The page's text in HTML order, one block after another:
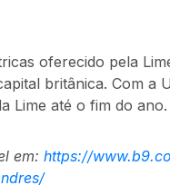
oferecido pela
britânica. Com
Lime até o fim do ano.
em: https://